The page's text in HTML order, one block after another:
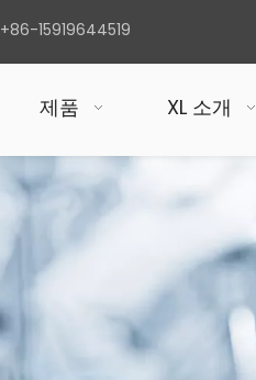
+86-15919644519
제품 XL 소개